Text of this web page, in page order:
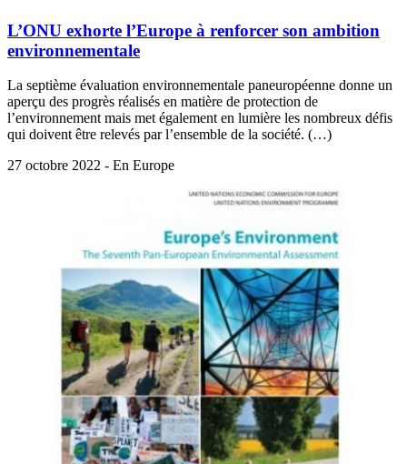
L’ONU exhorte l’Europe à renforcer son ambition
environnementale
La septième évaluation environnementale paneuropéenne donne un
aperçu des progrès réalisés en matière de protection de
l’environnement mais met également en lumière les nombreux défis
qui doivent être relevés par l’ensemble de la société. (…)
27 octobre 2022 - En Europe